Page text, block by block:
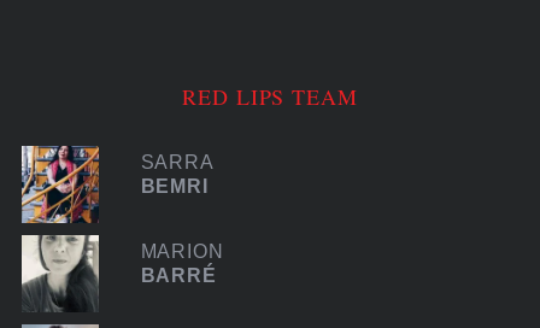
RED LIPS TEAM
SARRA
BEMRI
MARION
BARRÉ